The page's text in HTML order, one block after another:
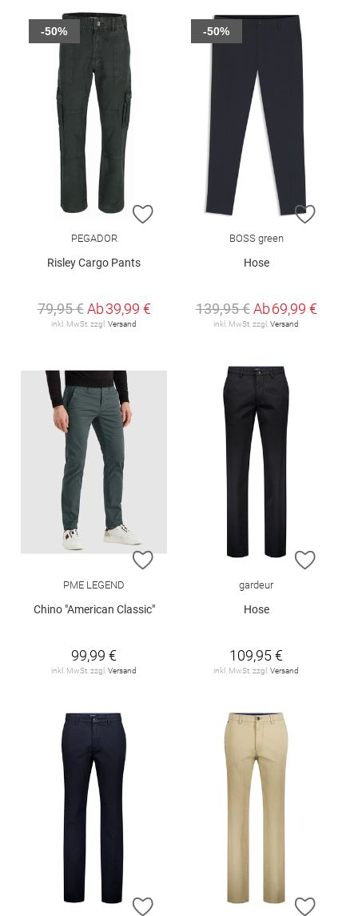
ZUR WUNSCHLISTE HINZUFÜGEN
PEGADOR
Risley Cargo Pants
79,95 € Ab39,99 €
inkl. MwSt. zzgl. Versand
-50%
ZUR
BOSS green
Hose
139,95 € Ab69,99 €
inkl. MwSt. zzgl. Versand
-50%
ZUR WUNSCHLISTE HINZUFÜGEN
PME LEGEND
Chino "American Classic"
99,99 €
inkl. MwSt. zzgl. Versand
ZUR
gardeur
Hose
109,95 €
inkl. MwSt. zzgl. Versand
ZUR WUNSCHLISTE HINZUFÜGEN
ZUR